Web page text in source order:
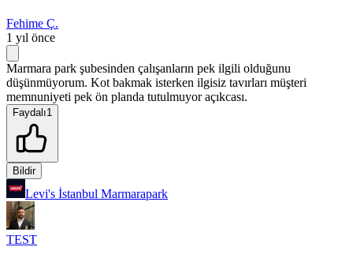
Fehime Ç.
1 yıl önce
Marmara park şubesinden çalışanların pek ilgili olduğunu
düşünmüyorum. Kot bakmak isterken ilgisiz tavırları müşteri
memnuniyeti pek ön planda tutulmuyor açıkcası.
Faydalı1
Bildir
Levi's İstanbul Marmarapark
TEST